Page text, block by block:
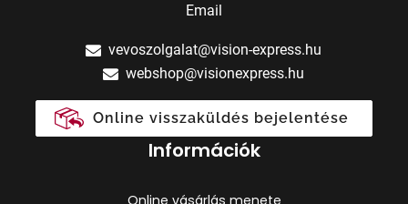
Email
vevoszolgalat@vision-express.hu
webshop@visionexpress.hu
Online visszaküldés bejelentése
Információk